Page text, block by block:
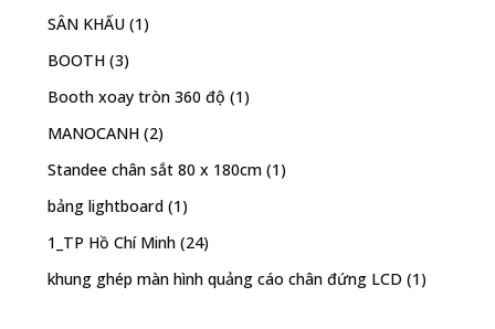
SÂN KHẤU (1)
BOOTH (3)
Booth xoay tròn 360 độ (1)
MANOCANH (2)
Standee chân sắt 80 x 180cm (1)
bảng lightboard (1)
1_TP Hồ Chí Minh (24)
khung ghép màn hình quảng cáo chân đứng LCD (1)